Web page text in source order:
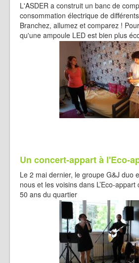
L'ASDER a construit un banc de
consommation électrique de
Branchez, allumez et comparez !
qu'une ampoule LED est bien plus
Un concert-appart à l'Eco-
Le 2 mai dernier, le groupe G&J duo
nous et les voisins dans L’Eco-
50 ans du quartier